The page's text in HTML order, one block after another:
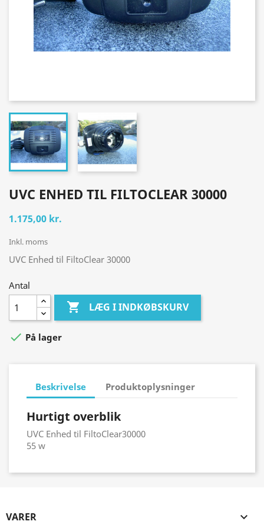
UVC ENHED TIL FILTOCLEAR 30000
1.175,00 kr.
Inkl. moms
UVC Enhed til FiltoClear 30000
Antal
 LÆG I INDKØBSKURV
 På lager
Beskrivelse Produktoplysninger
Hurtigt overblik
UVC Enhed til FiltoClear30000
55 w
VARER 